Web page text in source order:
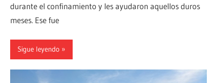
durante el confinamiento y les ayudaron aquellos duros
meses. Ese fue
Sigue leyendo